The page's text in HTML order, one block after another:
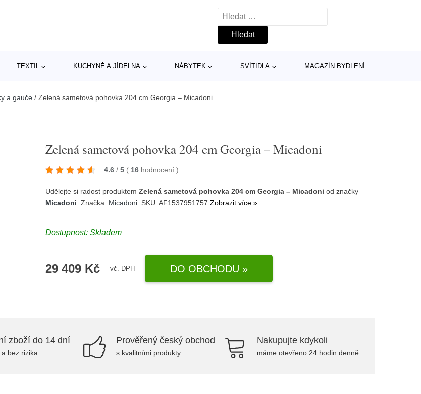
Vyhledávání
TEXTIL KUCHYNĚ A JÍDELNA NÁBYTEK SVÍTIDLA MAGAZÍN BYDLENÍ
a gauče / Zelená sametová pohovka 204 cm Georgia – Micadoni
Zelená sametová pohovka 204 cm Georgia – Micadoni
4.6 / 5 ( 16 hodnocení)
Udělejte si radost produktemZelená sametová pohovka 204 cm Georgia – Micadoni od značky
Micadoni . Značka: Micadoni . SKU: AF1537951757Zobrazit více »
Dostupnost:Skladem
29 409 Kč vč. DPH DO OBCHODU »
zboží do 14 dní
bez rizika
Prověřený český obchod
s kvalitními produkty
Nakupujte kdykoli
máme otevřeno 24 hodin denně